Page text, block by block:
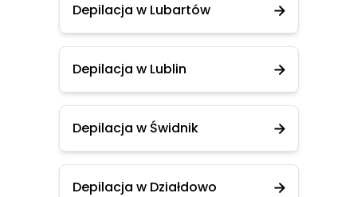
Depilacja w Lubartów
Depilacja w Lublin
Depilacja w Świdnik
Depilacja w Działdowo